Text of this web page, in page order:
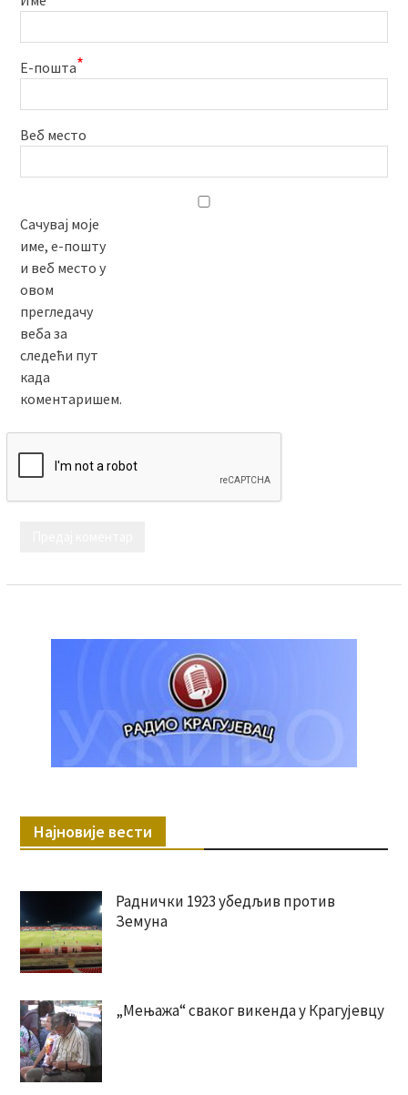
Е-пошта*
Веб место
Сачувај моје
име, е-пошту
и веб место у
овом
прегледачу
веба за
следећи пут
када
коментаришем.
Најновије вести
Раднички 1923 убедљив против
Земуна
„Мењажа“ сваког викенда у Крагујевцу